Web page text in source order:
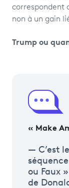
correspondent
non à un gain
Trump ou
« Make
C’est
ou Faux
de